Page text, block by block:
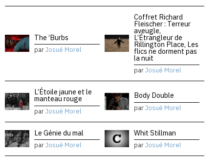
The ‘Burbs
parJosué Morel
Coffret Richard
Fleischer : Terreur
aveugle,
L’Étrangleur de
Rillington Place, Les
flics ne dorment pas
la nuit
parJosué Morel
L’Étoile jaune et le
manteau rouge
parJosué Morel
Body Double
parJosué Morel
Le Génie du mal
parJosué Morel
Whit Stillman
parJosué Morel